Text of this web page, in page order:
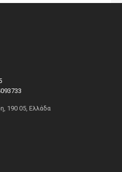
190 05, Ελλάδα